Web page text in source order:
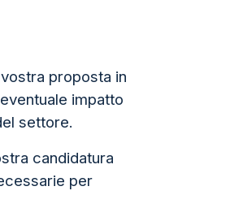
proposta in
impatto
settore.
candidatura
per